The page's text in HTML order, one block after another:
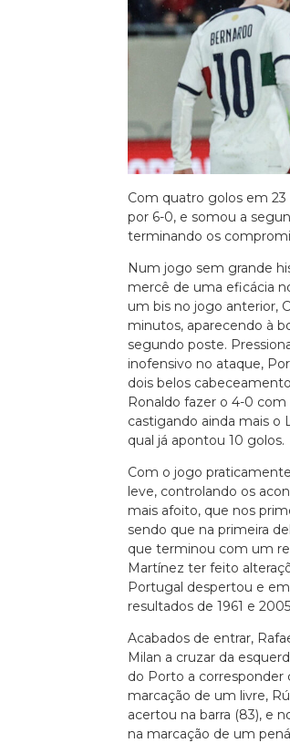
Euro 2020
Com quatro golos em
por 6-0, e somou a
terminando os
Num jogo sem grande
mercê de uma eficácia
um bis no jogo anterior,
minutos, aparecendo à
segundo poste.
inofensivo no ataque,
dois belos
Ronaldo fazer o 4-0
castigando ainda mais o
qual já apontou 10 golos.
Com o jogo
leve, controlando os
mais afoito, que nos
sendo que na primeira
que terminou com um
Martínez ter feito
Portugal despertou e
resultados de 1961 e
Acabados de entrar,
Milan a cruzar da
do Porto a
marcação de um livre,
acertou na barra (83), e
na marcação de um